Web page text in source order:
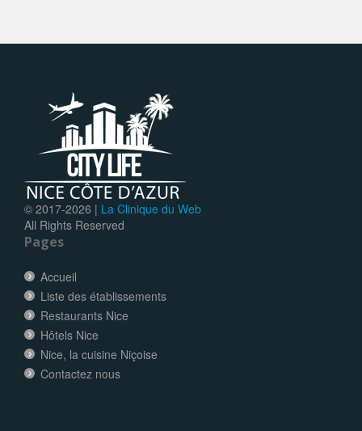
© 2017-2026 | La Clinique du Web
All Rights Reserved
Pages
Accueil
Liste des établissements
Restaurants Nice
Hôtels Nice
Nice, la cuisine Niçoise
Contactez nous